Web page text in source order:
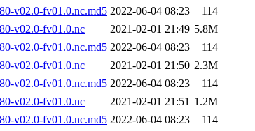
v02.0-fv01.0.nc.md5 2022-06-04 08:23
114
v02.0-fv01.0.nc
2021-02-01 21:49 5.8M
v02.0-fv01.0.nc.md5 2022-06-04 08:23
114
v02.0-fv01.0.nc
2021-02-01 21:50 2.3M
v02.0-fv01.0.nc.md5 2022-06-04 08:23
114
v02.0-fv01.0.nc
2021-02-01 21:51 1.2M
v02.0-fv01.0.nc.md5 2022-06-04 08:23
114